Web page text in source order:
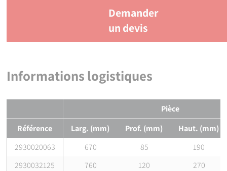
Demander
un devis
Informations logistiques
Pièce
Référence
Larg. (mm) Prof. (mm)
Haut. (mm)
2930020063
670 85
190
2930032125
760 120
270